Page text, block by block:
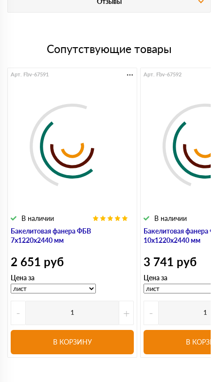
Сопутствующие товары
Бакелитовая фанера ФБВ
7х1220х2440 мм
В наличии
Арт. Fbv-67591
2 651 руб
Цена за
- +
В КОРЗИНУ
Бакелитовая фанера
10х1220х2440 мм
В наличии
Арт. Fbv-67592
3 741 руб
Цена за
-
В